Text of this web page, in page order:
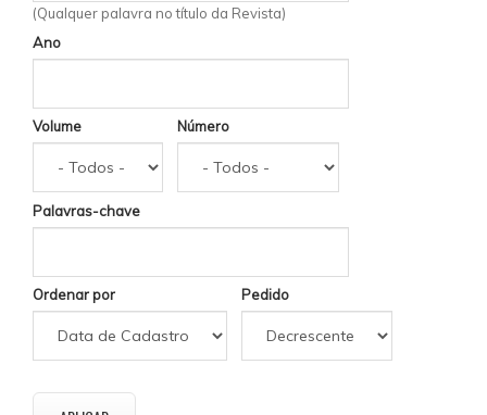
(Qualquer palavra no título da Revista)
Ano
Volume Número
Palavras-chave
Ordenar por Pedido